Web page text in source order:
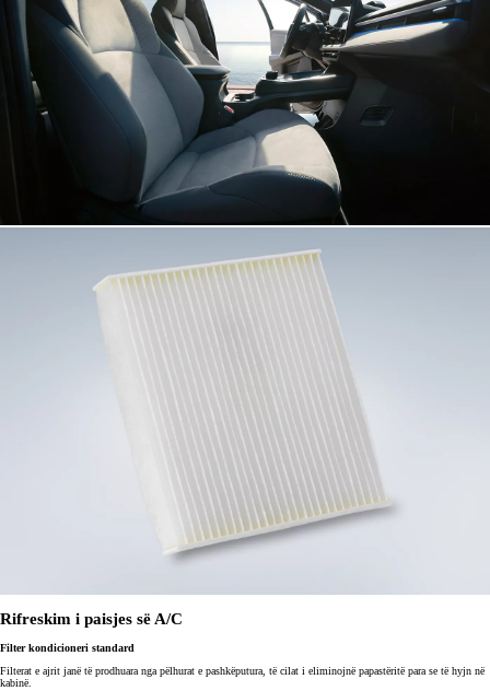
Rifreskim i paisjes së A/C
Filter kondicioneri standard
Filterat e ajrit janë të prodhuara nga pëlhurat e pashkëputura, të cilat i eliminojnë papastëritë para se të hyjn në
kabinë.